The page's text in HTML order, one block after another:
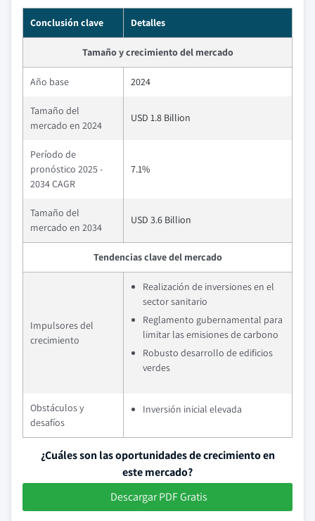
Conclusión clave Detalles
Tamaño y crecimiento del mercado
Año base 2024
Tamaño del
mercado en 2024
USD 1.8 Billion
Período de
pronóstico 2025 -
2034 CAGR
7.1%
Tamaño del
mercado en 2034
USD 3.6 Billion
Tendencias clave del mercado
Impulsores del
crecimiento
Realización de inversiones en el
sector sanitario
Reglamento gubernamental para
limitar las emisiones de carbono
Robusto desarrollo de edificios
verdes
Obstáculos y
desafíos
Inversión inicial elevada
¿Cuáles son las oportunidades de crecimiento en
este mercado?
Descargar PDF Gratis